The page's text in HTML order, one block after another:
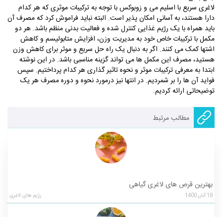
لاغری سریع با اسلیم می و زوبوکس با توجه به ترکیبات موثری که هر کدام
دارا هستند، به آسانی امکان پذیر است. البته نباید فراموش کرد که مصرف آن
باید همراه با یک رژیم غذایی کنترل شده و فعالیت بدنی منظم باشد. هر دو
مکمل با ترکیبات خاص خود به مدیریت وزن، افزایش متابولیسم و کاهش
اشتها کمک می کنند. اگر به دنبال یک راه حل سریع و موثر برای کاهش وزن
هستید، مصرف این مکمل ها می تواند گزینه مناسبی باشد. در این نوشته
ابتدا به معرفی ترکیبات موثر و نحوه تاثیر گذاری هر کدام پرداختیم. سپس
فواید آن ها را بر شمردیم. در انتها نیز درمورد نحوه و دوره مصرف هر یک
توضیحاتی ارائه کردیم.
مطالب مرتبط
بهترین قرص های لاغری گیاهی
18آبان1400 رژیم های لاغری